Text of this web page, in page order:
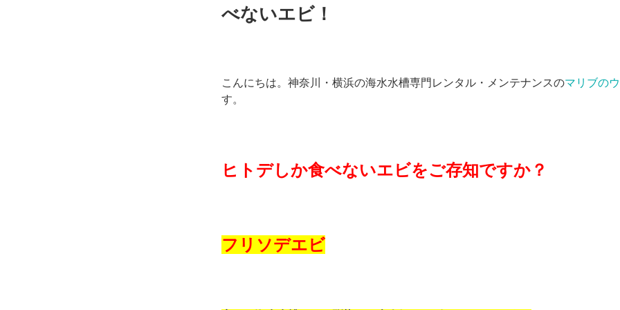
べないエビ！
こんにちは。神奈川・横浜の海水水槽専門レンタル・メンテナンスのマリブの
す。
ヒトデしか食べないエビをご存知ですか？
フリソデエビ